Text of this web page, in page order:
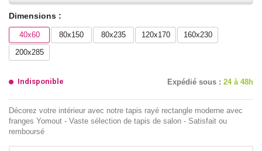
Dimensions :
40x60 80x150 80x235 120x170
160x230
200x285
Indisponible Expédié sous : 24 à 48h
Décorez votre intérieur avec notre tapis rayé rectangle moderne avec
franges Yomout - Vaste sélection de tapis de salon - Satisfait ou
remboursé